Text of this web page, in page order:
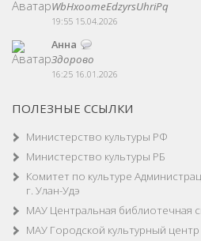
WbHxoomeEdzyrsUhriPq
19:55 15.04.2026
Анна
Здорово
16:25 16.01.2026
ПОЛЕЗНЫЕ ССЫЛКИ
Министерство культуры РФ
Министерство культуры РБ
Комитет по культуре
г. Улан-Удэ
МАУ Центральная библиотечная
МАУ Городской культурный центр